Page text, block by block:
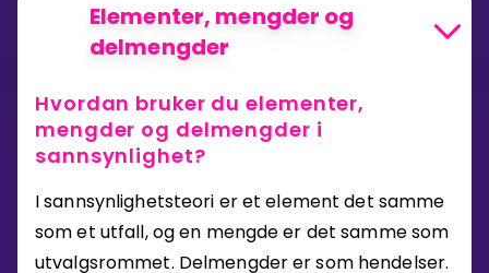
Elementer, mengder og
delmengder
Hvordan bruker du elementer,
mengder og delmengder i
sannsynlighet?
I sannsynlighetsteori er et element det samme
som et utfall, og en mengde er det samme som
utvalgsrommet. Delmengder er som hendelser.